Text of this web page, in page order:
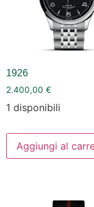
1926
2.400,00 €
1 disponibili
Aggiungi al